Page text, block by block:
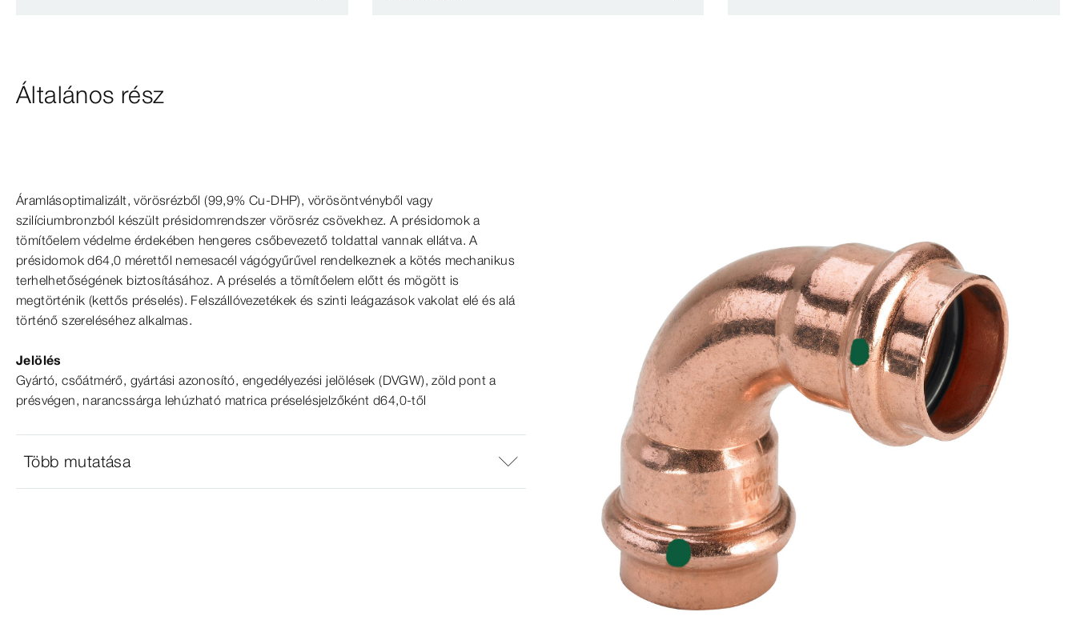
Általános rész
Áramlásoptimalizált, vörösrézből(99,9% Cu-​DHP), vörösöntvényből vagy
szilíciumbronzból készült présidomrendszer vörösréz csövekhez. A présidomok a
tömítőelem védelme érdekében hengeres csőbevezető toldattal vannak ellátva. A
présidomok d64,0 mérettől nemesacél vágógyűrűvel rendelkeznek a kötés mechanikus
terhelhetőségének biztosításához. A préselés a tömítőelem előtt és mögött is
megtörténik (kettős préselés). Felszállóvezetékek és szinti leágazások vakolat elé és alá
történő szereléséhez alkalmas.
Jelölés
Gyártó, csőátmérő, gyártási azonosító, engedélyezési jelölések (DVGW), zöld pont a
présvégen, narancssárga lehúzható matrica préselésjelzőként d64,0-től
Több mutatása